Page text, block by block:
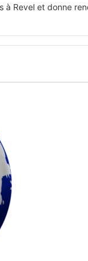
à Revel et donne